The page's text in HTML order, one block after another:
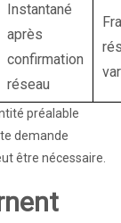
Instantané
après
confirmation
réseau
préalable
demande
être nécessaire.